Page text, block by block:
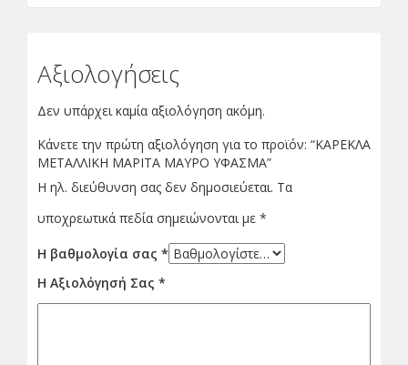
Αξιολογήσεις
Δεν υπάρχει καμία αξιολόγηση ακόμη.
Κάνετε την πρώτη αξιολόγηση για το προϊόν: “ΚΑΡΕΚΛΑ
ΜΕΤΑΛΛΙΚΗ ΜΑΡΙΤΑ ΜΑΥΡΟ ΥΦΑΣΜΑ”
Η ηλ. διεύθυνση σας δεν δημοσιεύεται. Τα
υποχρεωτικά πεδία σημειώνονται με *
Η βαθμολογία σας *
Η Αξιολόγησή Σας *